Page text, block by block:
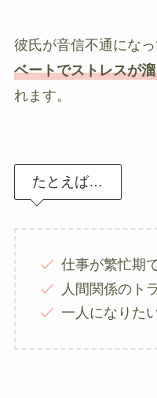
彼氏が音信不通になっ
ベートでストレスが
れます。
たとえば…
仕事が繁忙期
人間関係のト
一人になりた